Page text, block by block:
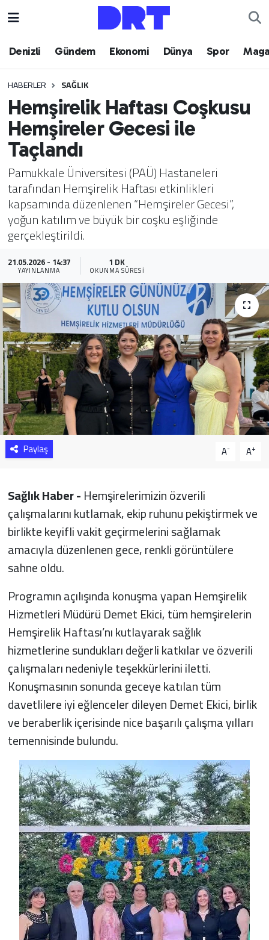
Denizli Gündem Ekonomi Dünya Spor
HABERLER SAĞLIK
Hemşirelik Haftası Coşkusu
Hemşireler Gecesi ile
Taçlandı
Pamukkale Üniversitesi (PAÜ) Hastaneleri
tarafından Hemşirelik Haftası etkinlikleri
kapsamında düzenlenen “Hemşireler Gecesi”,
yoğun katılım ve büyük bir coşku eşliğinde
gerçekleştirildi.
21.05.2026 - 14:37
YAYINLANMA
1 DK
OKUNMA SÜRESI
Paylaş A- A+
Sağlık Haber -Hemşirelerimizin özverili
çalışmalarını kutlamak, ekip ruhunu pekiştirmek ve
birlikte keyifli vakit geçirmelerini sağlamak
amacıyla düzenlenen gece, renkli görüntülere
sahne oldu.
Programın açılışında konuşma yapan Hemşirelik
Hizmetleri Müdürü Demet Ekici, tüm hemşirelerin
Hemşirelik Haftası’nı kutlayarak sağlık
hizmetlerine sundukları değerli katkılar ve özverili
çalışmaları nedeniyle teşekkürlerini iletti.
Konuşmasının sonunda geceye katılan tüm
davetlilere iyi eğlenceler dileyen Demet Ekici, birlik
ve beraberlik içerisinde nice başarılı çalışma yılları
temennisinde bulundu.
Denizli
Ekonomi
Dünya
Spor
Magazin
Teknoloji
Yaşam
Sağlık
Yazarlar
Resmi İlan
Resmi Reklam
Hava Durumu
Trafik Durumu
Puan Durumu ve Fikstür
Tüm Manşetler
Son Dakika Haberleri
Haber Arşivi